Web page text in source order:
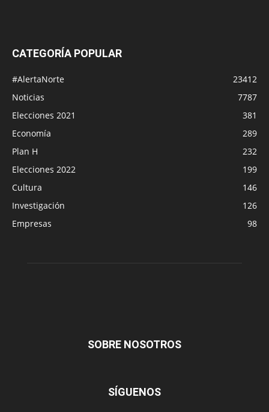
CATEGORÍA POPULAR
#AlertaNorte
23412
Noticias
7787
Elecciones 2021
381
Economía
289
Plan H
232
Elecciones 2022
199
Cultura
146
Investigación
126
Empresas
98
SOBRE NOSOTROS
SÍGUENOS